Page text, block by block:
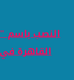
النصب باسم
القاهرة